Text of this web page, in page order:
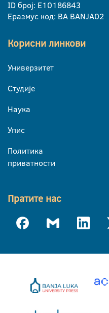
ID број: E10186843
Еразмус код: BA BANJA02
Корисни линкови
Универзитет
Студије
Наука
Упис
Политика
приватности
Пратите нас